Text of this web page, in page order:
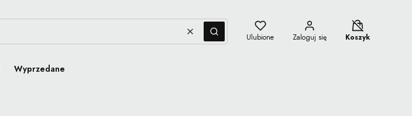
WyczyśćSzukaj Ulubione Zaloguj się
Koszyk
Koszyk
Wyprzedane